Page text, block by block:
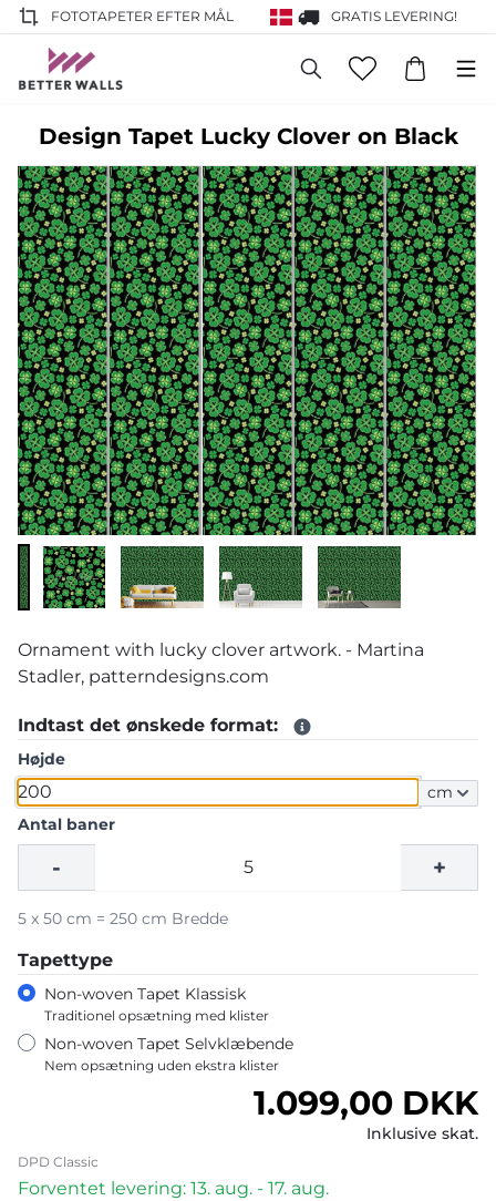
FOTOTAPETER EFTER MÅL GRATIS LEVERING!
Design Tapet Lucky Clover on Black
Ornament with lucky clover artwork. - Martina
Stadler, patterndesigns.com
Indtast det ønskede format:
Højde
cm
Antal baner
- +
5 x 50 cm = 250 cm Bredde
Tapettype
Non-woven Tapet Klassisk
Traditionel opsætning med klister
Non-woven Tapet Selvklæbende
Nem opsætning uden ekstra klister
Normalpris
1.099,00 DKK
Inklusive skat.
DPD Classic
Forventet levering: 13. aug. - 17. aug.